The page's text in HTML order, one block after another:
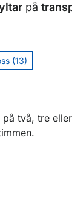
på
(13)
två, tre